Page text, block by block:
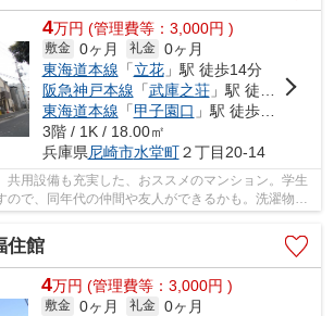
4万円 (管理費等：3,000円 )
敷金 0ヶ月 礼金 0ヶ月
東海道本線 「立花」駅 徒歩14分
阪急神戸本線 「武庫之荘」駅 徒歩16分
東海道本線 「甲子園口 」駅 徒歩27分
3階 / 1K / 18.00㎡
兵庫県尼崎市水堂町２丁目20-14
共用設備も充実した、おススメのマンション。学生
ので、同年代の仲間や友人ができるかも。洗濯物や
躍するバルコニー付きの物...
住館
4万円 (管理費等：3,000円 )
敷金 0ヶ月 礼金 0ヶ月